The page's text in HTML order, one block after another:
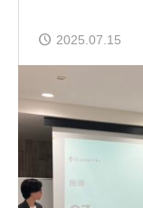
2025.07.15